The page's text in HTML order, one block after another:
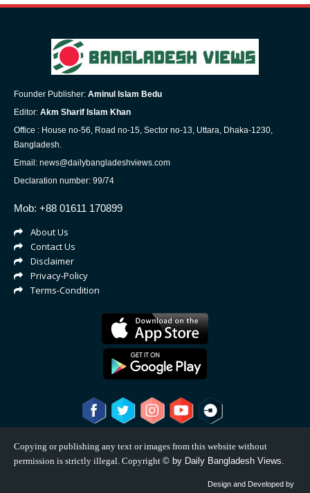
Founder Publisher: Aminul Islam Bedu
Editor: Akm Sharif Islam Khan
Office : House no-56, Road no-15, Sector no-13, Uttara, Dhaka-1230,
Bangladesh.
Email: news@dailybangladeshviews.com
Declaration number: 99/74
Mob: +88 01611 170899
About Us
Contact Us
Disclaimer
Privacy-Policy
Terms-Condition
Copying or publishing any text or images from this website without
permission is strictly illegal. Copyright © by Daily Bangladesh Views.
Design and Developed by